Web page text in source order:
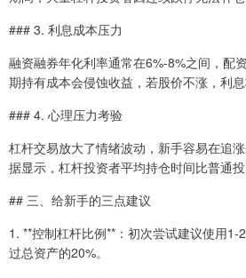
### 3. 利息成本压力
融资融券年化利率通常在6%-8%之间，配
期持有成本会侵蚀收益，若股价不涨，利息
### 4. 心理压力考验
杠杆交易放大了情绪波动，新手容易在追
据显示，杠杆投资者平均持仓时间比普通投
## 三、给新手的三点建议
1. **控制杠杆比例**：初次尝试建议使用1-
过总资产的20%。